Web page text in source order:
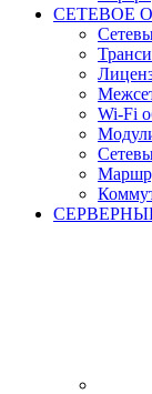
СЕТЕВОЕ
Wi-Fi